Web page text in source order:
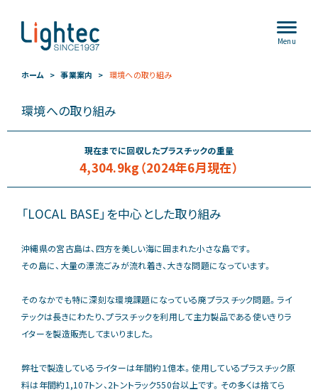
Menu
ホーム 事業案内 環境への取り組み
環境への取り組み
現在までに回収したプラスチックの重量
4,304.9kg（2024年6月現在）
「LOCAL BASE」を中心とした取り組み
沖縄県の宮古島は、四方を美しい海に囲まれた小さな島です。
その島に、大量の漂流ごみが流れ着き、大きな問題になっています。
そのなかでも特に深刻な環境課題になっている廃プラスチック問題。ライ
テックは長きにわたり、プラスチックを利用して主力製品である使いきりラ
イターを製造販売してまいりました。
弊社で製造しているライターは年間約１億本。使用しているプラスチック原
料は年間約1,107トン、2トントラック550台以上です。その多くは捨てら